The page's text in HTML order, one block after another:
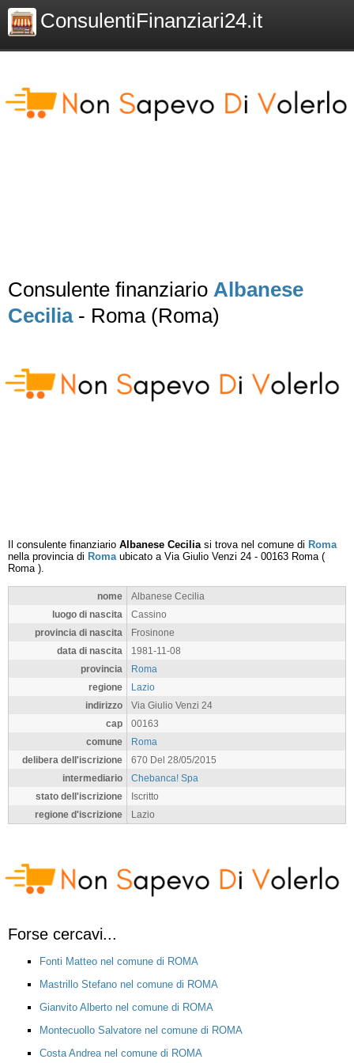
ConsulentiFinanziari24.it
Consulente finanziario Albanese
Cecilia- Roma (Roma)
Il consulente finanziario Albanese Ceciliasi trova nel comune di Roma
nella provincia di Romaubicato a Via Giulio Venzi 24 - 00163 Roma(
Roma).
nome
Albanese Cecilia
luogo di nascita
Cassino
provincia di nascita
Frosinone
data di nascita
1981-11-08
provincia
Roma
regione
Lazio
indirizzo
Via Giulio Venzi 24
cap
00163
comune
Roma
delibera dell'iscrizione
670 Del 28/05/2015
intermediario
Chebanca! Spa
stato dell'iscrizione
Iscritto
regione d'iscrizione
Lazio
Forse cercavi...
Fonti Matteo nel comune di ROMA
Mastrillo Stefano nel comune di ROMA
Gianvito Alberto nel comune di ROMA
Montecuollo Salvatore nel comune di ROMA
Costa Andrea nel comune di ROMA